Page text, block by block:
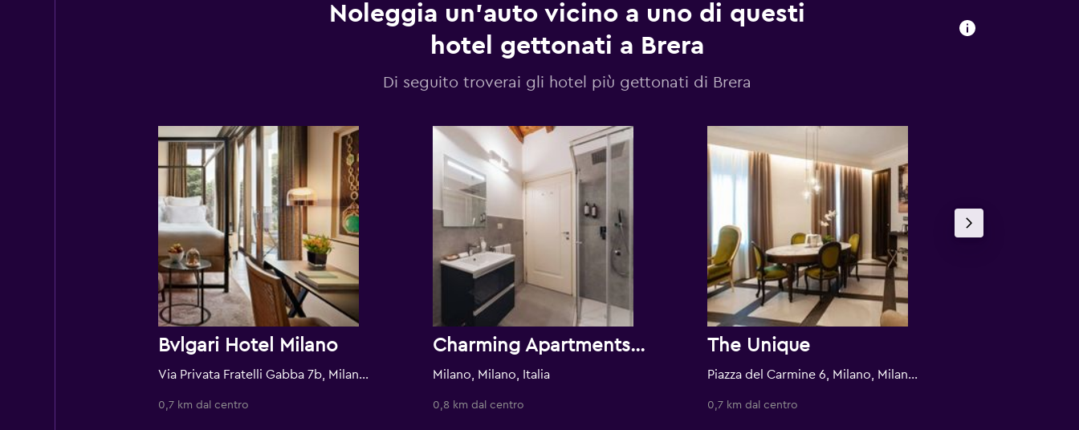
Noleggia un'auto vicino a uno di questi
hotel gettonati a Brera
Di seguito troverai gli hotel più gettonati di Brera
Bvlgari Hotel Milano
Via Privata Fratelli Gabba 7b, Milano, Milano, Italia
0,7 km dal centro
Charming Apartments Brera
Milano, Milano, Italia
0,8 km dal centro
The Unique
Piazza del Carmine 6, Milano, Milano, Italia
0,7 km dal centro